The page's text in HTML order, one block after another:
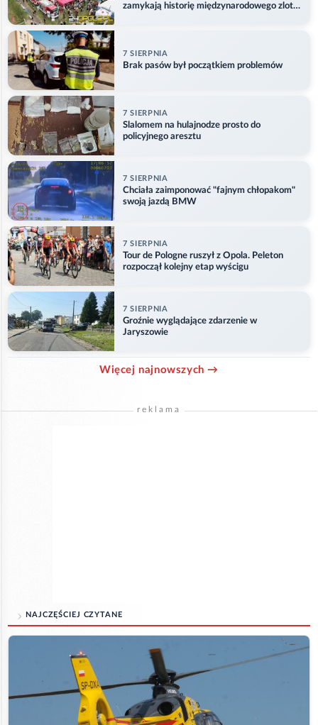
zamykają historię międzynarodowego zlotu
7 SIERPNIA
Brak pasów był początkiem problemów
7 SIERPNIA
Slalomem na hulajnodze prosto do
policyjnego aresztu
7 SIERPNIA
Chciała zaimponować "fajnym chłopakom"
swoją jazdą BMW
7 SIERPNIA
Tour de Pologne ruszył z Opola. Peleton
rozpoczął kolejny etap wyścigu
7 SIERPNIA
Groźnie wyglądające zdarzenie w
Jaryszowie
Więcej najnowszych →
reklama
NAJCZĘŚCIEJ CZYTANE